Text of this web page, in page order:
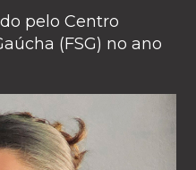
pelo Centro
(FSG) no ano